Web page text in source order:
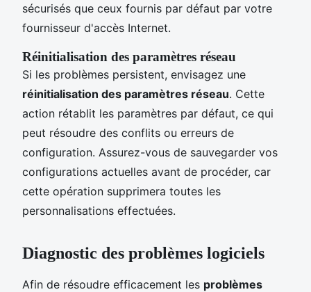
sécurisés que ceux fournis par défaut par votre
fournisseur d'accès Internet.
Réinitialisation des paramètres réseau
Si les problèmes persistent, envisagez une
réinitialisation des paramètres réseau. Cette
action rétablit les paramètres par défaut, ce qui
peut résoudre des conflits ou erreurs de
configuration. Assurez-vous de sauvegarder vos
configurations actuelles avant de procéder, car
cette opération supprimera toutes les
personnalisations effectuées.
Diagnostic des problèmes logiciels
Afin de résoudre efficacement les problèmes